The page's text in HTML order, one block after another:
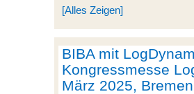
[Alles Zeigen]
BIBA mit
Kongressmesse
März 2025, Bremen